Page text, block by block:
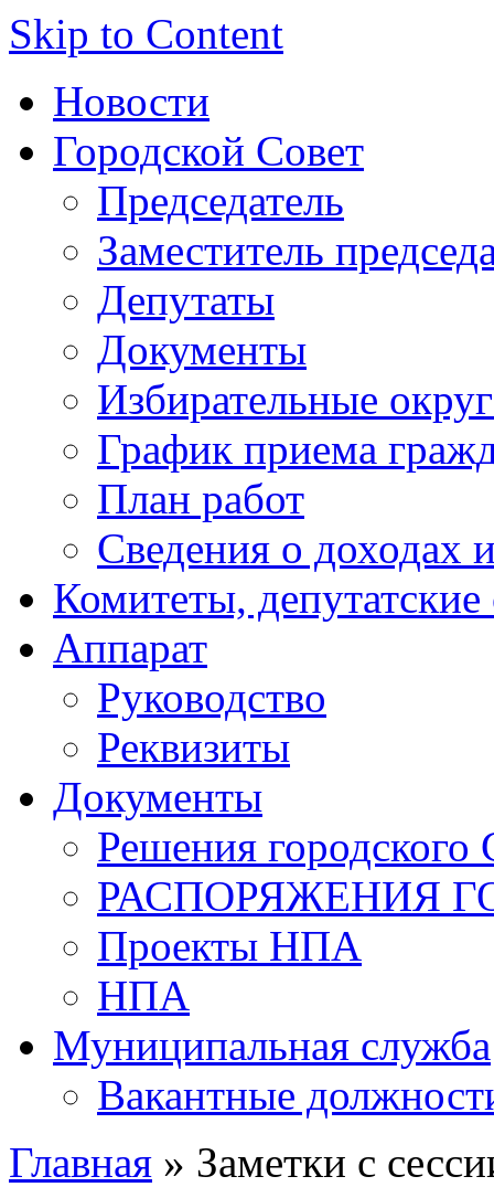
Skip to Content
Новости
Городской Совет
Председатель
Заместитель
Депутаты
Документы
Избирательные
График приема
План работ
Сведения о доходах
Комитеты,
Аппарат
Руководство
Реквизиты
Документы
Решения городского
РАСПОРЯЖЕНИЯ
Проекты НПА
НПА
Муниципальная служба
Вакантные
Главная » Заметки с